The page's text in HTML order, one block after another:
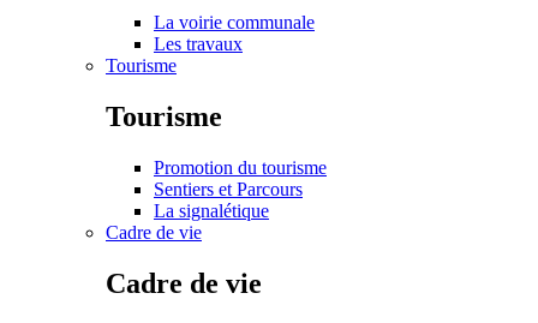
La voirie communale
Les travaux
Tourisme
Tourisme
Promotion du tourisme
Sentiers et Parcours
La signalétique
Cadre de vie
Cadre de vie